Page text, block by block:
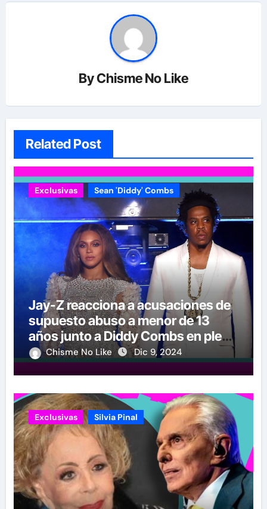
ByChisme No Like
Related Post
Exclusivas Sean 'Diddy' Combs
Jay-Z reacciona a acusaciones de
supuesto abuso a menor de 13
años junto a Diddy Combs en plena
fiestaChisme No Like Dic 9, 2024
Exclusivas Silvia Pinal